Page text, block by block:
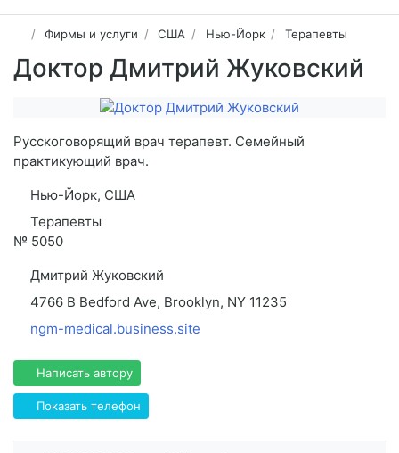
Фирмы и услуги США Нью-Йорк Терапевты
Доктор Дмитрий Жуковский
Русскоговорящий врач терапевт. Семейный
практикующий врач.
Нью-Йорк, США
Терапевты
№ 5050
Дмитрий Жуковский
4766 B Bedford Ave, Brooklyn, NY 11235
ngm-medical.business.site
Написать автору
Показать телефон